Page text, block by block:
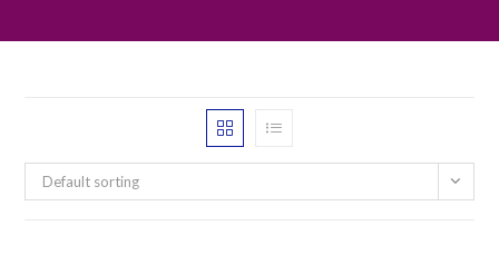
Default sorting